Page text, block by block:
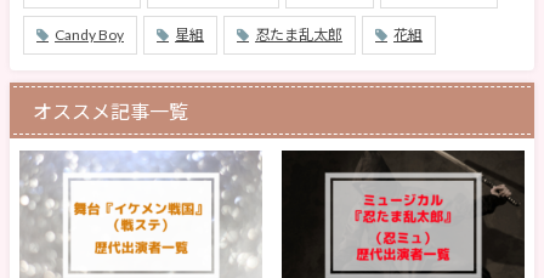
Candy Boy 星組 忍たま乱太郎 花組
オススメ記事一覧